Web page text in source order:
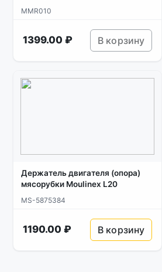
MMR010
1399.00 ₽ В корзину
Держатель двигателя (опора)
мясорубки Moulinex L20
MS-5875384
1190.00 ₽ В корзину